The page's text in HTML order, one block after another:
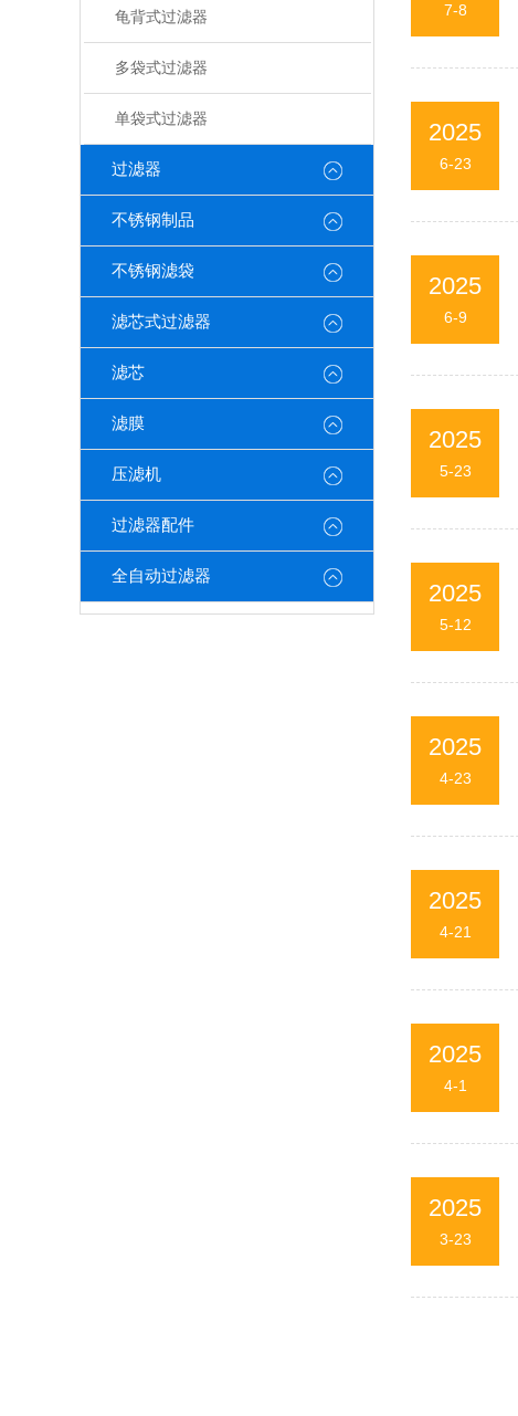
龟背式过滤器
多袋式过滤器
单袋式过滤器
过滤器
不锈钢制品
不锈钢滤袋
滤芯式过滤器
滤芯
滤膜
压滤机
过滤器配件
全自动过滤器
7-8
2025
6-23
2025
6-9
2025
5-23
2025
5-12
2025
4-23
2025
4-21
2025
4-1
2025
3-23